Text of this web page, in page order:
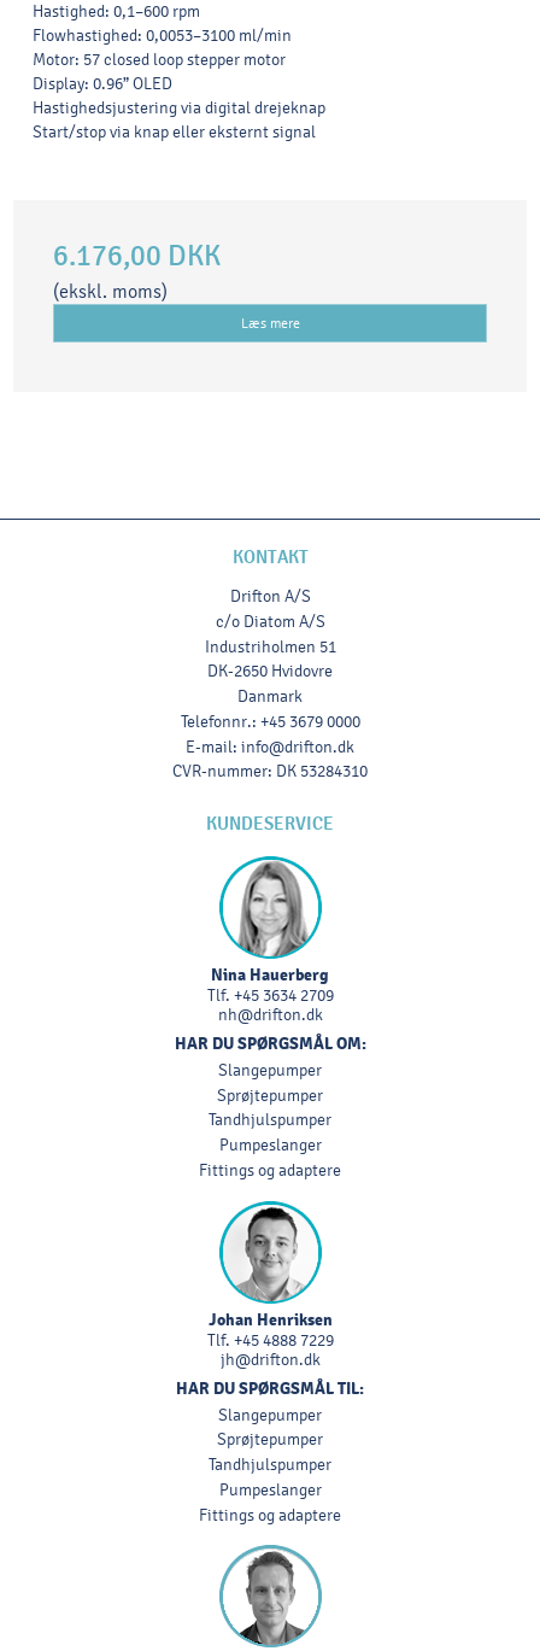
Hastighed: 0,1–600 rpm
Flowhastighed: 0,0053–3100 ml/min
Motor: 57 closed loop stepper motor
Display: 0.96” OLED
Hastighedsjustering via digital drejeknap
Start/stop via knap eller eksternt signal
6.176,00 DKK
(ekskl. moms)
Læs mere
KONTAKT
Drifton A/S
c/o Diatom A/S
Industriholmen 51
DK-2650 Hvidovre
Danmark
Telefonnr.: +45 3679 0000
E-mail: info@drifton.dk
CVR-nummer: DK 53284310
KUNDESERVICE
Nina Hauerberg
Tlf. +45 3634 2709
nh@drifton.dk
HAR DU SPØRGSMÅL OM:
Slangepumper
Sprøjtepumper
Tandhjulspumper
Pumpeslanger
Fittings og adaptere
Johan Henriksen
Tlf. +45 4888 7229
jh@drifton.dk
HAR DU SPØRGSMÅL TIL:
Slangepumper
Sprøjtepumper
Tandhjulspumper
Pumpeslanger
Fittings og adaptere